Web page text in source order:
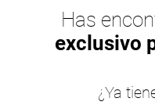
Has
exclusivo
¿Ya